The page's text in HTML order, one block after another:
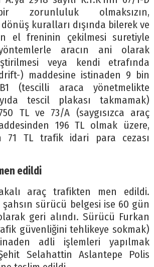
zorunluluk olmaksızın,
kuralları dışında bilerek ve
el freninin çekilmesi suretiyle
aracın ani olarak
veya kendi etrafında
) maddesine istinaden 9 bin
(tescilli araca yönetmelikte
tescil plakası takmamak)
TL ve 73/A (saygısızca araç
196 TL olmak üzere,
71 TL trafik idari para cezası
edildi
araç trafikten men edildi.
şahsın sürücü belgesi ise 60 gün
geri alındı. Sürücü Furkan
güvenliğini tehlikeye sokmak)
adli işlemleri yapılmak
Selahattin Aslantepe Polis